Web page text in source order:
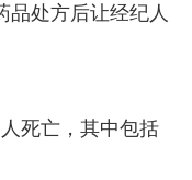
品处方后让经纪人
死亡，其中包括